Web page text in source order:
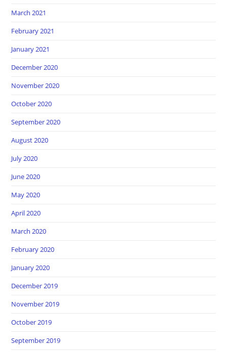
March 2021
February 2021
January 2021
December 2020
November 2020
October 2020
September 2020
August 2020
July 2020
June 2020
May 2020
April 2020
March 2020
February 2020
January 2020
December 2019
November 2019
October 2019
September 2019